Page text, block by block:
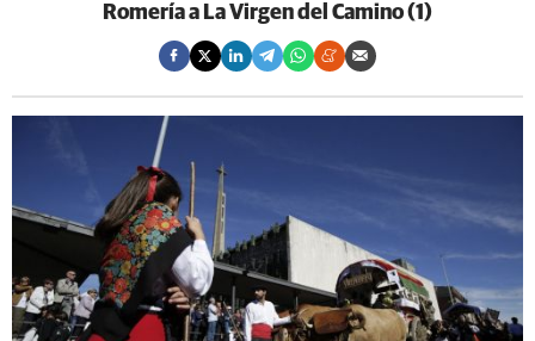
Romería a La Virgen del Camino (1)